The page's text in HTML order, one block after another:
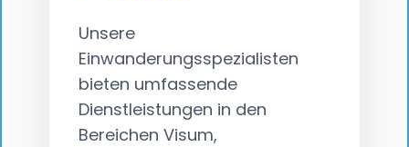
Unsere
Einwanderungsspezialisten
bieten umfassende
Dienstleistungen in den
Bereichen Visum,